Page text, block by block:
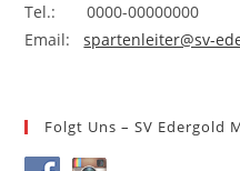
Tel.: 0000-00000000
Email:spartenleiter@sv-
Folgt Uns – SV Edergold